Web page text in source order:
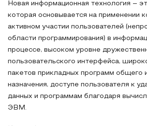
Новая информационная технология –
которая основывается на применении
активном участии пользователей
области программирования) в
процессе, высоком уровне
пользовательского интерфейса,
пакетов прикладных программ общего
назначения, доступе пользователя к
данных и программам благодаря
ЭВМ.